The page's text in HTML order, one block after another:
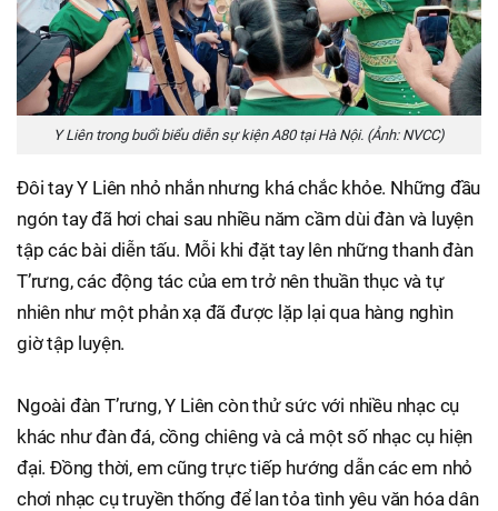
Y Liên trong buổi biểu diễn sự kiện A80 tại Hà Nội. (Ảnh: NVCC)
Đôi tay Y Liên nhỏ nhắn nhưng khá chắc khỏe. Những đầu
ngón tay đã hơi chai sau nhiều năm cầm dùi đàn và luyện
tập các bài diễn tấu. Mỗi khi đặt tay lên những thanh đàn
T’rưng, các động tác của em trở nên thuần thục và tự
nhiên như một phản xạ đã được lặp lại qua hàng nghìn
giờ tập luyện.
Ngoài đàn T’rưng, Y Liên còn thử sức với nhiều nhạc cụ
khác như đàn đá, cồng chiêng và cả một số nhạc cụ hiện
đại. Đồng thời, em cũng trực tiếp hướng dẫn các em nhỏ
chơi nhạc cụ truyền thống để lan tỏa tình yêu văn hóa dân